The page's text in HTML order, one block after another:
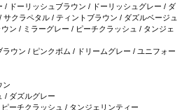
ドーリッシュブラウン / ドーリッシュグレー / ダ
クラペタル / ティントブラウン / ダズルベージュ
ン / ミラーグレー / ピーチクラッシュ / タンジェ
ウン / ピンクボム / ドリームグレー / ユニフォー
ン
/ ダズルグレー
ーチクラッシュ / タンジェリンティー